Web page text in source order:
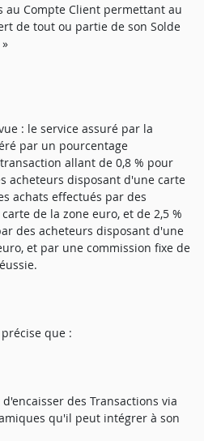
au Compte Client permettant au
de tout ou partie de son Solde
: le service assuré par la
par un pourcentage
allant de 0,8 % pour
acheteurs disposant d'une carte
achats effectués par des
de la zone euro, et de 2,5 %
des acheteurs disposant d'une
et par une commission fixe de
que :
des Transactions via
qu'il peut intégrer à son